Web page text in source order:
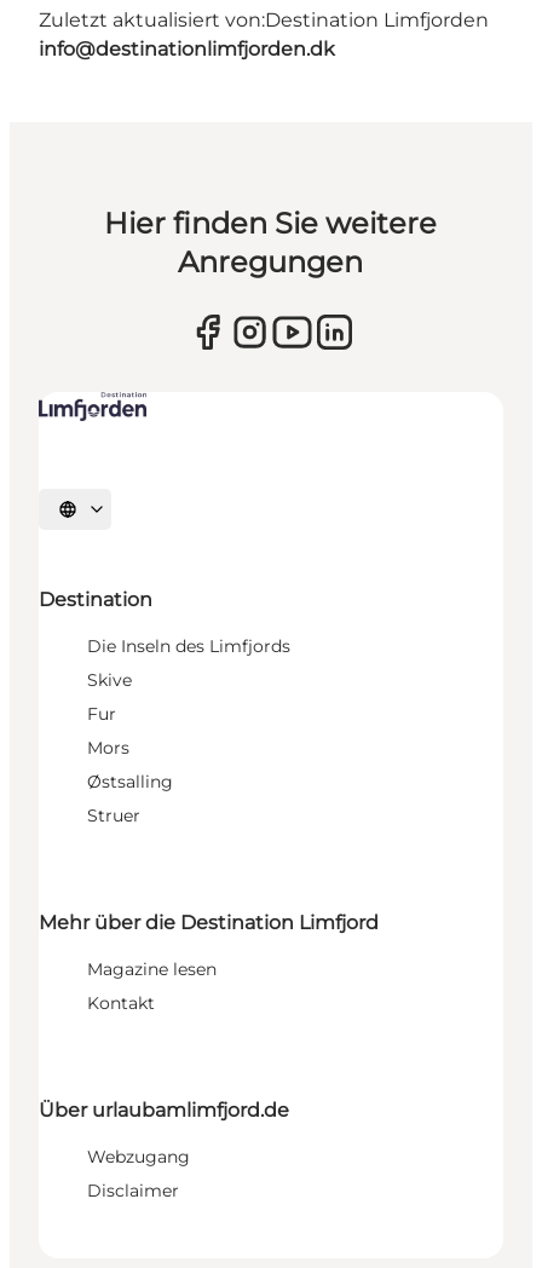
Zuletzt aktualisiert von:Destination Limfjorden
info@destinationlimfjorden.dk
Hier finden Sie weitere
Anregungen
Sprache auswählen
Destination
Die Inseln des Limfjords
Skive
Fur
Mors
Østsalling
Struer
Mehr über die Destination Limfjord
Magazine lesen
Kontakt
Über urlaubamlimfjord.de
Webzugang
Disclaimer